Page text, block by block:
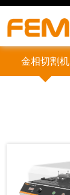
金相切割机